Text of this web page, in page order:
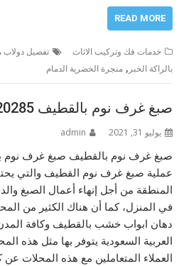
READ MORE
خدمات فك وتركيب الاثاث تفصيل دولاب
بالراكة الخبر ,منجرة الخضرية الدمام
صبغ غرف نوم بالقطيف 0545320285
يوليو 31, 2021 admin
صبغ غرف نوم بالقطيف صبغ غرف نوم
عملية صبغ غرف نوم القطيف والتي
المنطقة من أجل إنهاء أعمال الصبغ
في المنزل، كما أن هناك الكثير من
دهان ابواب خشب بالقطيف وكافة
العربية السعودية يتوفر بها مثل هذه
العملاء المتعاملين مع هذه المحلات